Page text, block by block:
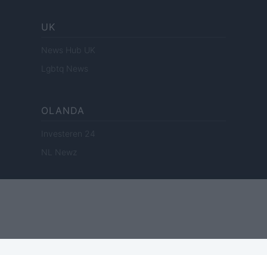
UK
News Hub UK
Lgbtq News
OLANDA
Investeren 24
NL Newz